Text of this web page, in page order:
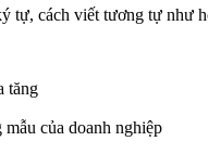
tự, cách viết tương tự như
tăng
của doanh nghiệp